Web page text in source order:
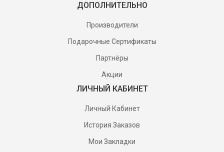
ДОПОЛНИТЕЛЬНО
Производители
Подарочные Сертификаты
Партнёры
Акции
ЛИЧНЫЙ КАБИНЕТ
Личный Кабинет
История Заказов
Мои Закладки